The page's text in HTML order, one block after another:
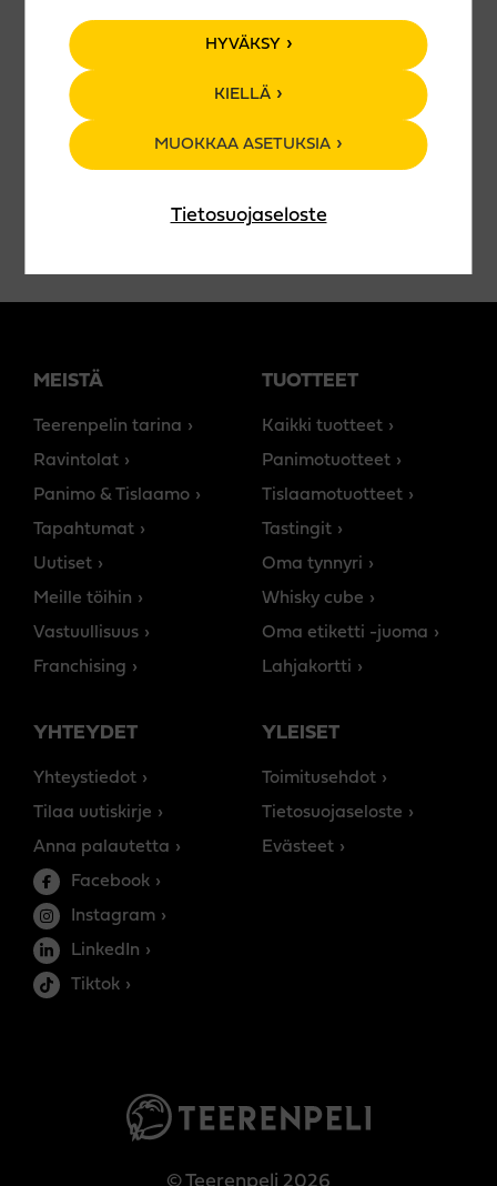
HYVÄKSY
KIELLÄ
MUOKKAA ASETUKSIA
Tietosuojaseloste
19.00.
Voittajille luvassa palkinnot
LIPUT BILETISTÄ
MEISTÄ
Teerenpelin tarina
Ravintolat
Panimo & Tislaamo
Tapahtumat
Uutiset
Meille töihin
Vastuullisuus
Franchising
TUOTTEET
Kaikki tuotteet
Panimotuotteet
Tislaamotuotteet
Tastingit
Oma tynnyri
Whisky cube
Oma etiketti -juoma
Lahjakortti
YHTEYDET
Yhteystiedot
Tilaa uutiskirje
Anna palautetta
Facebook
Instagram
LinkedIn
Tiktok
YLEISET
Toimitusehdot
Tietosuojaseloste
Evästeet